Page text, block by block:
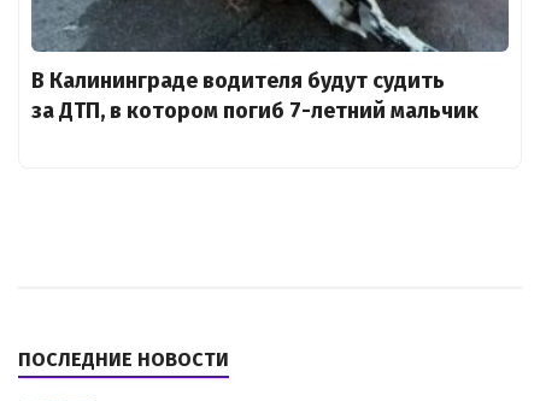
В Калининграде водителя будут судить
за ДТП, в котором погиб 7-летний мальчик
ПОСЛЕДНИЕ НОВОСТИ